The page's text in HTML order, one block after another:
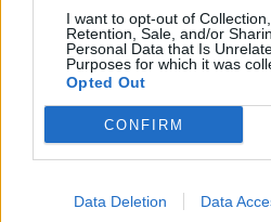
I want to opt-out of Collection,
Retention, Sale, and/or
Personal Data that Is
Purposes for which it was
Opted Out
CONFIRM
Data Deletion Data
Dobříšsko
Festival hudby
jedinečnou
s dalšími žánry i
Vykradených aut
Policie